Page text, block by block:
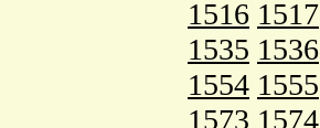
1516 1517
1535 1536
1554 1555
1573 1574